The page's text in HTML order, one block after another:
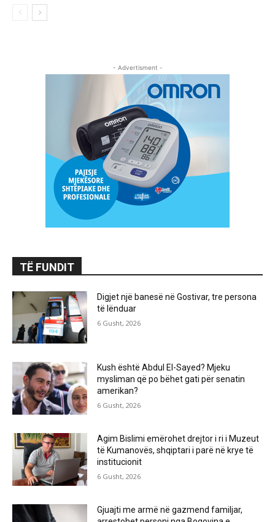
- Advertisment -
TË FUNDIT
Digjet një banesë në Gostivar, tre persona
të lënduar
6 Gusht, 2026
Kush është Abdul El-Sayed? Mjeku
mysliman që po bëhet gati për senatin
amerikan?
6 Gusht, 2026
Agim Bislimi emërohet drejtor i ri i Muzeut
të Kumanovës, shqiptari i parë në krye të
institucionit
6 Gusht, 2026
Gjuajti me armë në gazmend familjar,